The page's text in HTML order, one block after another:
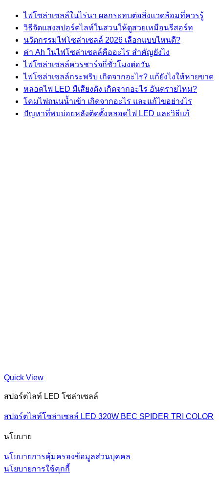
ไฟโซล่าเซลล์ในไร่นา ผลกระทบต่อสิ่งแวดล้อมที่ควรรู้
วิธีจัดแสงสปอร์ตไลท์ในสวนให้ดูสวยเหมือนรีสอร์ท
นวัตกรรมไฟโซล่าเซลล์ 2026 เลือกแบบไหนดี?
ค่า Ah ในไฟโซล่าเซลล์คืออะไร สำคัญยังไง
ไฟโซล่าเซลล์ควรชาร์จกี่ชั่วโมงต่อวัน
ไฟโซล่าเซลล์กระพริบ เกิดจากอะไร? แก้ยังไงให้หายขาด
หลอดไฟ LED มีเสียงดัง เกิดจากอะไร อันตรายไหม?
โคมไฟถนนน้ำเข้า เกิดจากอะไร และแก้ไขอย่างไร
ปัญหาที่พบบ่อยหลังติดตั้งหลอดไฟ LED และวิธีแก้
Quick View
สปอร์ตไลท์ LED โซล่าเซลล์
สปอร์ตไลท์โซล่าเซลล์ LED 320W BEC SPIDER TRI COLOR
นโยบาย
นโยบายการคุ้มครองข้อมูลส่วนบุคคล
นโยบายการใช้คุกกี้